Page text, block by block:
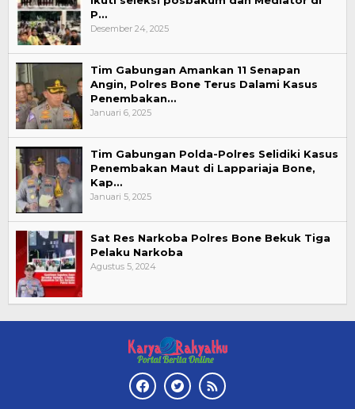
P…
Desember 24, 2025
Tim Gabungan Amankan 11 Senapan
Angin, Polres Bone Terus Dalami Kasus
Penembakan…
Januari 6, 2025
Tim Gabungan Polda-Polres Selidiki Kasus
Penembakan Maut di Lappariaja Bone,
Kap…
Januari 5, 2025
Sat Res Narkoba Polres Bone Bekuk Tiga
Pelaku Narkoba
Agustus 5, 2024